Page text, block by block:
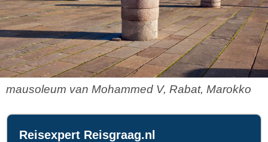
mausoleum van Mohammed V, Rabat, Marokko
Reisexpert Reisgraag.nl